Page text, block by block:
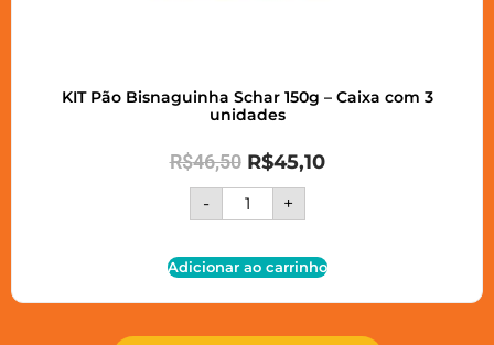
KIT Pão Bisnaguinha Schar 150g – Caixa com 3
unidades
R$46,50 R$45,10
- +
Adicionar ao carrinho